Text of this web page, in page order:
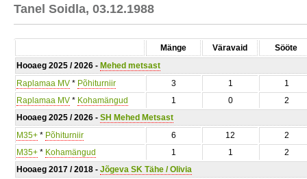
Tanel Soidla, 03.12.1988
Mänge Väravaid
Sööte
Hooaeg 2025 / 2026 - Mehed metsast
Raplamaa MV * Põhiturniir 3 1
1
Raplamaa MV * Kohamängud 1 0
2
Hooaeg 2025 / 2026 - SH Mehed Metsast
M35+ * Põhiturniir 6 12
2
M35+ * Kohamängud 1 1
2
Hooaeg 2017 / 2018 - Jõgeva SK Tähe / Olivia